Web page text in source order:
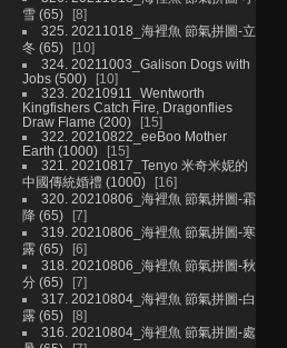
雪 (65)
8
325. 20211018_海裡魚 節氣拼圖-立
冬 (65)
10
324. 20211003_Galison Dogs with
Jobs (500)
10
323. 20210911_Wentworth
Kingfishers Catch Fire, Dragonflies
Draw Flame (200)
15
322. 20210822_eeBoo Mother
Earth (1000)
15
321. 20210817_Tenyo 米奇米妮的
中國傳統婚禮 (1000)
16
320. 20210806_海裡魚 節氣拼圖-霜
降 (65)
7
319. 20210806_海裡魚 節氣拼圖-寒
露 (65)
6
318. 20210806_海裡魚 節氣拼圖-秋
分 (65)
7
317. 20210804_海裡魚 節氣拼圖-白
露 (65)
8
316. 20210804_海裡魚 節氣拼圖-處